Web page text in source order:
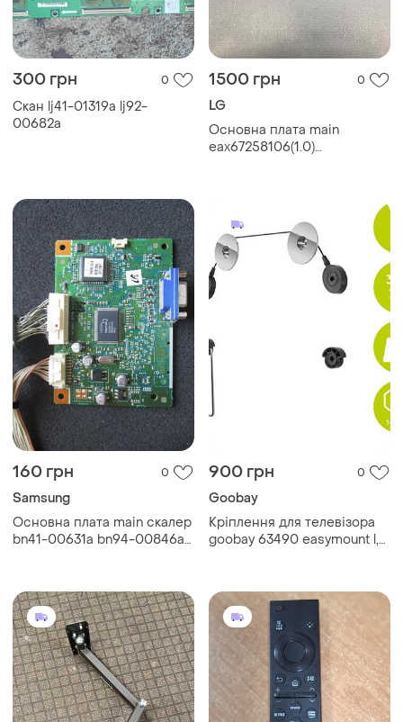
300 грн 0
Скан lj41-01319a lj92-
00682a
1500 грн 0
LG
Основна плата main
eax67258106(1.0)
160 грн 0
Samsung
Основна плата main скалер
bn41-00631a bn94-00846a
900 грн 0
Goobay
Кріплення для телевізора
goobay 63490 easymount l,